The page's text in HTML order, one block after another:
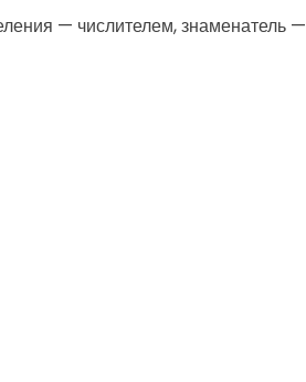
— числителем, знаменатель —